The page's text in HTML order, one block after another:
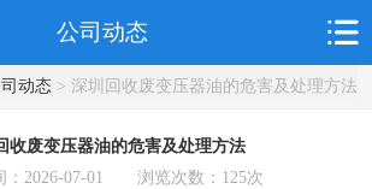
公司动态
动态> 深圳回收废变压器油的危害及处理方法
收废变压器油的危害及处理方法
：2026-07-01 浏览次数： 125次